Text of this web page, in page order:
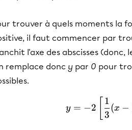
trouver à quels moments la
il faut commencer par
l'axe des abscisses (donc,
remplace donc y par 0 pour
y = −2
3
1
(x −